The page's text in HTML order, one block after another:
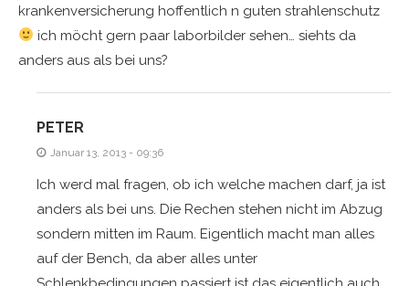
krankenversicherung hoffentlich n guten strahlenschutz
ich möcht gern paar laborbilder sehen… siehts da
anders aus als bei uns?
PETER
Januar 13, 2013 - 09:36
Ich werd mal fragen, ob ich welche machen darf, ja ist
anders als bei uns. Die Rechen stehen nicht im Abzug
sondern mitten im Raum. Eigentlich macht man alles
auf der Bench, da aber alles unter